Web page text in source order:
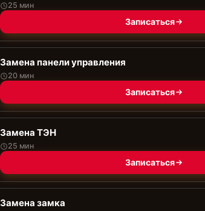
25 мин
Записаться
Замена панели управления
20 мин
Записаться
Замена ТЭН
25 мин
Записаться
Замена замка